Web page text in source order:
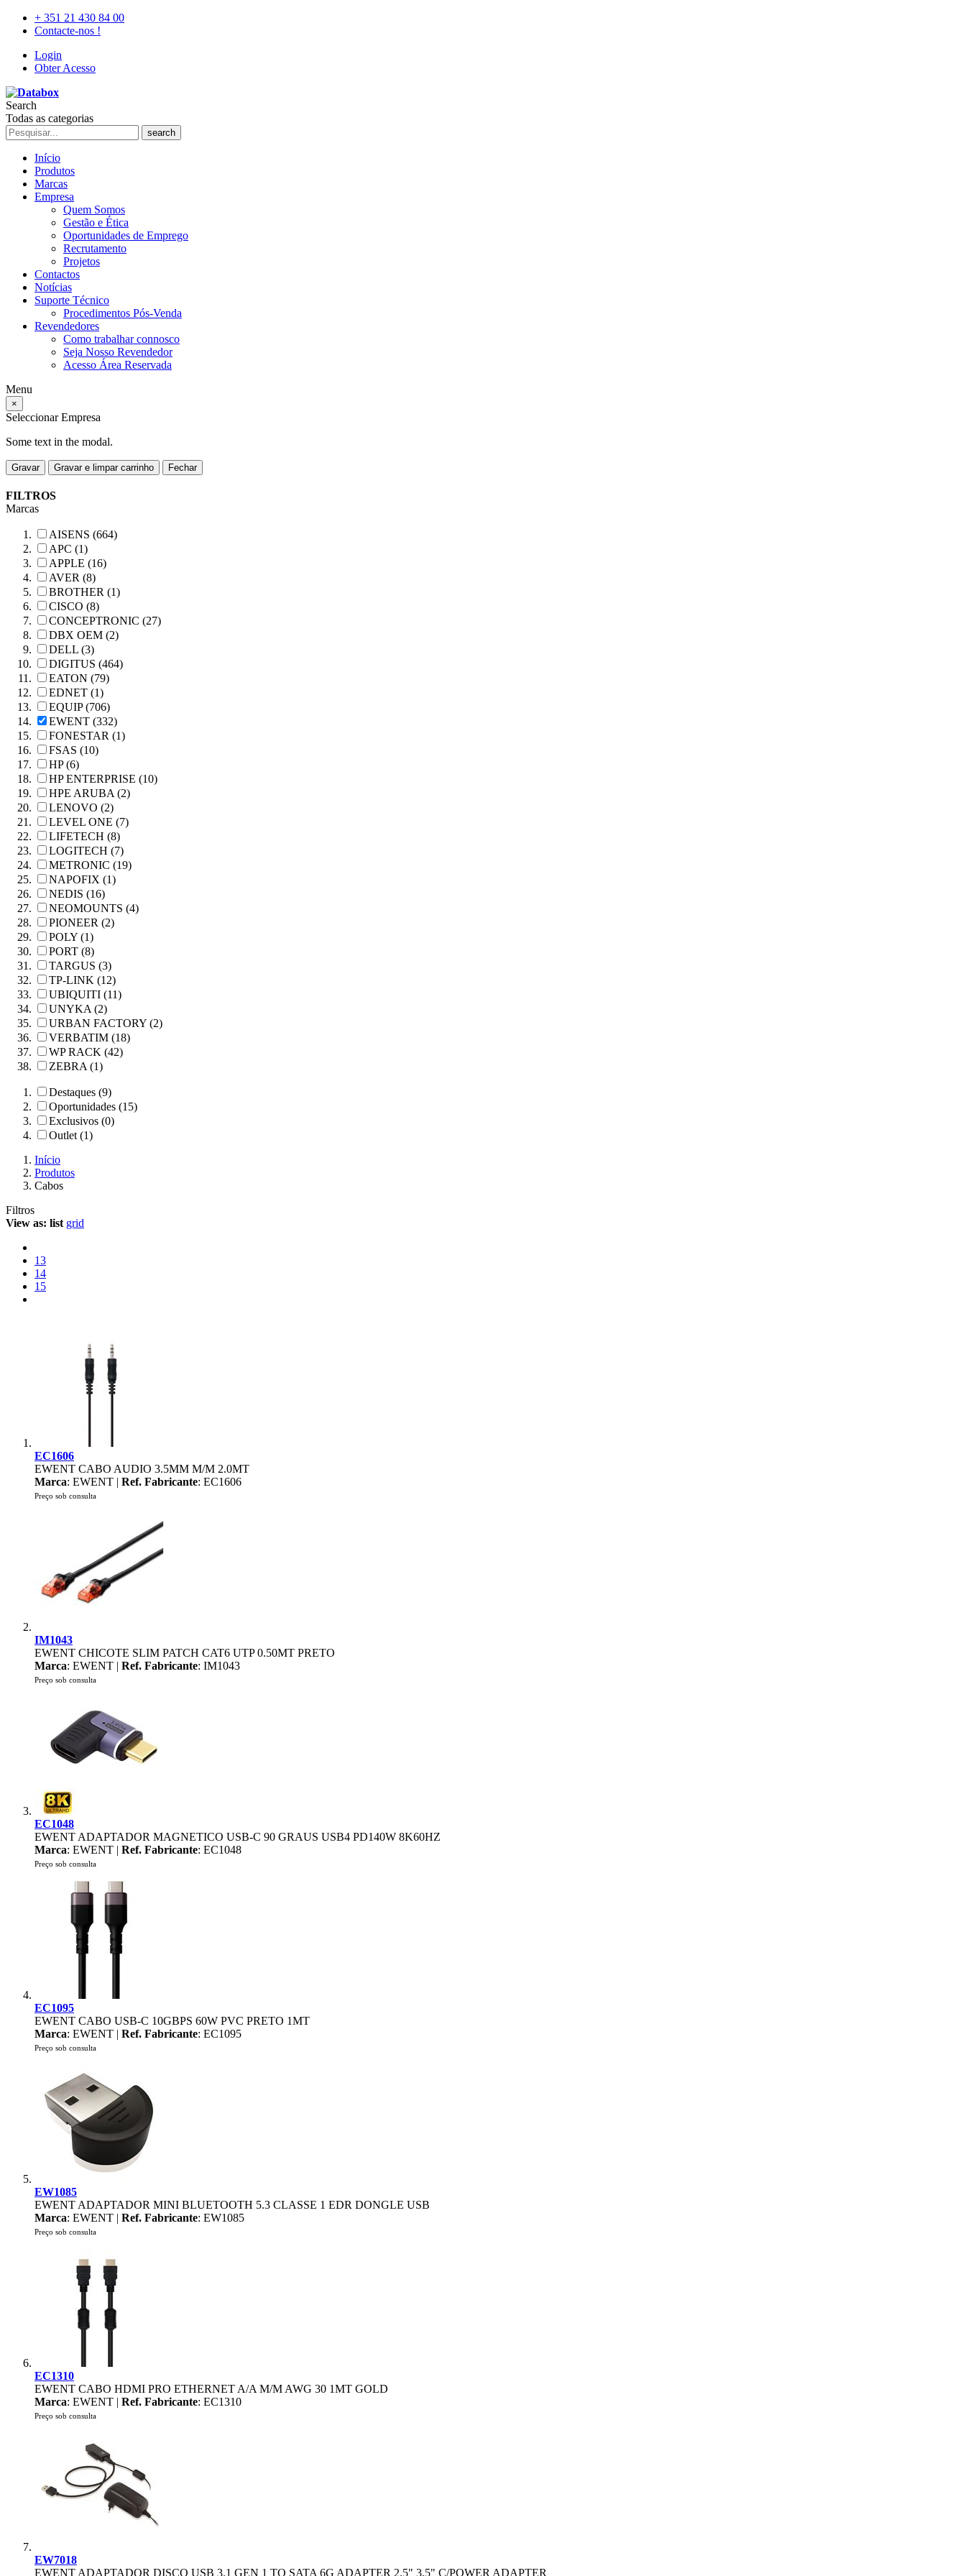
+ 351 21 430 84 00
Contacte-nos !
Login
Obter Acesso
Search
Todas as categorias
search
Início
Produtos
Marcas
Empresa
Quem Somos
Gestão e Ética
Oportunidades de Emprego
Recrutamento
Projetos
Contactos
Notícias
Suporte Técnico
Procedimentos Pós-Venda
Revendedores
Como trabalhar connosco
Seja Nosso Revendedor
Acesso Área Reservada
Menu
×
Seleccionar Empresa
Some text in the modal.
Gravar Gravar e limpar carrinho Fechar
FILTROS
Marcas
AISENS (664)
APC (1)
APPLE (16)
AVER (8)
BROTHER (1)
CISCO (8)
CONCEPTRONIC (27)
DBX OEM (2)
DELL (3)
DIGITUS (464)
EATON (79)
EDNET (1)
EQUIP (706)
EWENT (332)
FONESTAR (1)
FSAS (10)
HP (6)
HP ENTERPRISE (10)
HPE ARUBA (2)
LENOVO (2)
LEVEL ONE (7)
LIFETECH (8)
LOGITECH (7)
METRONIC (19)
NAPOFIX (1)
NEDIS (16)
NEOMOUNTS (4)
PIONEER (2)
POLY (1)
PORT (8)
TARGUS (3)
TP-LINK (12)
UBIQUITI (11)
UNYKA (2)
URBAN FACTORY (2)
VERBATIM (18)
WP RACK (42)
ZEBRA (1)
Destaques (9)
Oportunidades (15)
Exclusivos (0)
Outlet (1)
Início
Produtos
Cabos
Filtros
View as: list grid
13
14
15
EC1606
EWENT CABO AUDIO 3.5MM M/M 2.0MT
Marca: EWENT | Ref. Fabricante: EC1606
Preço sob consulta
IM1043
EWENT CHICOTE SLIM PATCH CAT6 UTP 0.50MT PRETO
Marca: EWENT | Ref. Fabricante: IM1043
Preço sob consulta
EC1048
EWENT ADAPTADOR MAGNETICO USB-C 90 GRAUS USB4 PD140W 8K60HZ
Marca: EWENT | Ref. Fabricante: EC1048
Preço sob consulta
EC1095
EWENT CABO USB-C 10GBPS 60W PVC PRETO 1MT
Marca: EWENT | Ref. Fabricante: EC1095
Preço sob consulta
EW1085
EWENT ADAPTADOR MINI BLUETOOTH 5.3 CLASSE 1 EDR DONGLE USB
Marca: EWENT | Ref. Fabricante: EW1085
Preço sob consulta
EC1310
EWENT CABO HDMI PRO ETHERNET A/A M/M AWG 30 1MT GOLD
Marca: EWENT | Ref. Fabricante: EC1310
Preço sob consulta
EW7018
EWENT ADAPTADOR DISCO USB 3.1 GEN 1 TO SATA 6G ADAPTER 2.5" 3.5" C/POWER ADAPTER